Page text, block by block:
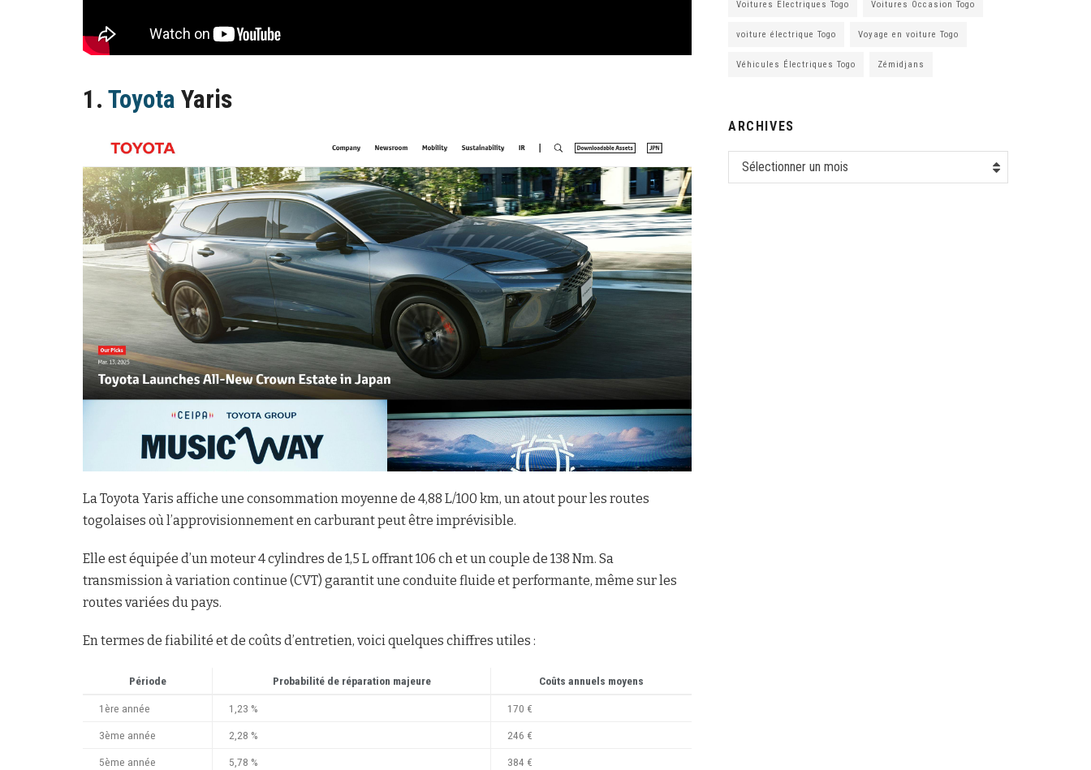
1. Toyota Yaris
La Toyota Yaris affiche une consommation moyenne de 4,88 L/100 km, un atout pour les routes
togolaises où l’approvisionnement en carburant peut être imprévisible.
Elle est équipée d’un moteur 4 cylindres de 1,5 L offrant 106 ch et un couple de 138 Nm. Sa
transmission à variation continue (CVT) garantit une conduite fluide et performante, même sur les
routes variées du pays.
En termes de fiabilité et de coûts d’entretien, voici quelques chiffres utiles :
Période Probabilité de réparation majeure Coûts annuels moyens
1ère année 1,23 % 170 €
3ème année 2,28 % 246 €
5ème année 5,78 % 384 €
Voitures Electriques Togo Voitures Occasion Togo
voiture électrique Togo Voyage en voiture Togo
Véhicules Électriques Togo Zémidjans
ARCHIVES
Sélectionner un mois